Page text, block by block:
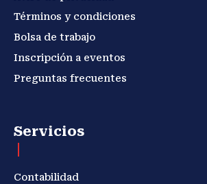
Términos y condiciones
Bolsa de trabajo
Inscripción a eventos
Preguntas frecuentes
Servicios
Contabilidad